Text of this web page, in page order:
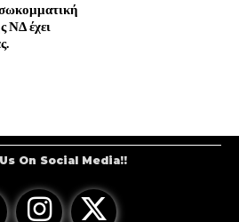
ΝΔ έχει
On Social Media!!